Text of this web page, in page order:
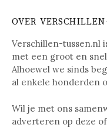
OVER
Verschillen-tussen.nl
met een groot en
Alhoewel we sinds
al enkele honderden
Wil je met ons
adverteren op deze